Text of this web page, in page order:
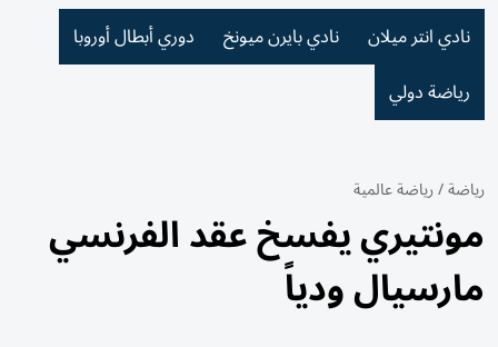
نادي انتر ميلان نادي بايرن ميونخ
دوري أبطال أوروبا
رياضة دولي
رياضة/رياضة عالمية
مونتيري يفسخ عقد الفرنسي
مارسيال ودياً